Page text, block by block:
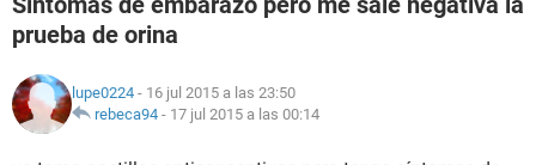
FAMILIA
NUTRICIÓN
prueba de orina
lupe0224 - 16 jul 2015 a las 23:50
rebeca94 - 17 jul 2015 a las 00:14